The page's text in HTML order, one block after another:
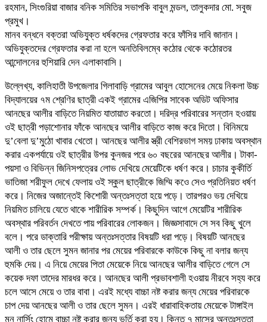
রহমান, সিংগুরিয়া বাজার বনিক সমিতির সভাপকি বাবুল মন্ডল, তালুকদার মো. সবুজ
প্রমুখ।
মানব বন্ধনে বক্তরা অভিযুক্ত ধর্ষকদের গ্রেফতার করে ফাঁসির দাবি জানান।
অভিযুক্তদের গ্রেফতার করা না হলে অনতিবিলম্বে কঠোর থেকে কঠোরতর
আন্দোলনের হুশিয়ারি দেন এলাকাবাসি।
উল্লেখ্য, কালিহাতী উপজেলার গিলাবাড়ি গ্রামের আবুল হোসেনের মেয়ে নিকলা উচ্চ
বিদ্যালয়ের ৭ম শ্রেণির ছাত্রী একই গ্রামের এজিপির সাবেক অডিট অফিসার
আনছের আলীর বাড়িতে নিয়মিত যাতায়াত করতো। দরিদ্র পরিবারের সন্তান হওয়ায়
ওই ছাত্রী পড়াশোনার ফাঁকে আনছের আলীর বাড়িতে কাজ করে দিতো। বিনিময়ে
দু’বেলা দু’মুঠো খাবার খেতো। আনছের আলীর স্ত্রী বেশিরভাগ সময় ঢাকায় অবস্থান
করার একপর্যায়ে ওই ছাত্রীর উপর কুনজর পরে ৬০ বছরের আনছের আলীর। টাকা-
পয়সা ও বিভিন্ন জিনিসপত্রের লোভ দেখিয়ে মেয়েটিকে ধর্ষণ করে। চাচার কুকীর্তি
ভাতিজা শরীফুল দেখে ফেলায় ওই স্কুল ছাত্রীকে জিম্মি কওে সেও প্রতিনিয়ত ধর্ষণ
করে। নিজের অজান্তেই কিশোরী অন্তঃসত্তা হয়ে পড়ে। তারপরও ভয় দেখিয়ে
নিয়মিত চালিয়ে যেতে থাকে শারীরিক সম্পর্ক। কিছুদিন আগে মেয়েটির শারীরিক
অবস্থার পরিবর্তন দেখতে পায় পরিবারের লোকজন। জিজ্ঞসাবাদে সে সব কিছু খুলে
বলে। পরে ডাক্তারি পরীক্ষায় অন্তঃসত্তার বিষয়টি ধরা পড়ে। বিষয়টি আনছের
আলী ও তার ছেলে সুমন জানার পর মেয়ের পরিবারকে কাউকে কিছু না বলার জন্য
হুমকি দেয়। এ নিয়ে মেয়ের পিতা মেয়েকে নিয়ে আনছের আলীর বাড়িতে গেলে সে
কয়েক দফা তাদের মারধর করে। আনছের আলী প্রভাবশালী হওয়ায় নীরবে সহ্য করে
চলে আসে মেয়ে ও তার বাবা। এরই মধ্যে বাচ্চা নষ্ট করার জন্য মেয়ের পরিবারকে
চাপ দেয় আনছের আলী ও তার ছেলে সুমন। এরই ধারাবাহিকতায় মেয়েকে টাঙ্গাইল
মুন নার্সিং হোমে বাচ্চা নষ্ট করার জন্য ভর্তি করা হয়। কিন্তু ৭ মাসের অন্তঃসত্তা